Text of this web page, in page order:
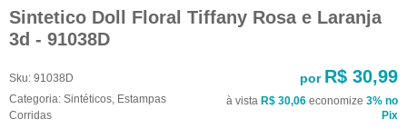
Sintetico Doll Floral Tiffany Rosa e Laranja
3d - 91038D
Sku: 91038D
Categoria: Sintéticos, Estampas
Corridas
por R$ 30,99
à vista R$ 30,06 economize 3% no
Pix